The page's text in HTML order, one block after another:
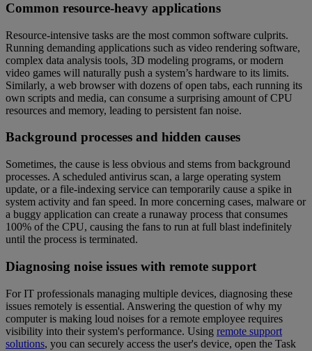
Common resource-heavy applications
Resource-intensive tasks are the most common software culprits.
Running demanding applications such as video rendering software,
complex data analysis tools, 3D modeling programs, or modern
video games will naturally push a system’s hardware to its limits.
Similarly, a web browser with dozens of open tabs, each running its
own scripts and media, can consume a surprising amount of CPU
resources and memory, leading to persistent fan noise.
Background processes and hidden causes
Sometimes, the cause is less obvious and stems from background
processes. A scheduled antivirus scan, a large operating system
update, or a file-indexing service can temporarily cause a spike in
system activity and fan speed. In more concerning cases, malware or
a buggy application can create a runaway process that consumes
100% of the CPU, causing the fans to run at full blast indefinitely
until the process is terminated.
Diagnosing noise issues with remote support
For IT professionals managing multiple devices, diagnosing these
issues remotely is essential. Answering the question of why my
computer is making loud noises for a remote employee requires
visibility into their system's performance. Using remote support
solutions, you can securely access the user's device, open the Task